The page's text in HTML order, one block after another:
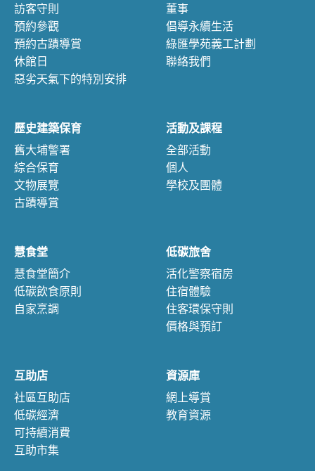
訪客守則
預約參觀
預約古蹟導賞
休館日
惡劣天氣下的特別安排
董事
倡導永續生活
綠匯學苑義工計劃
聯絡我們
歷史建築保育
舊大埔警署
綜合保育
文物展覽
古蹟導賞
活動及課程
全部活動
個人
學校及團體
慧食堂
慧食堂簡介
低碳飲食原則
自家烹調
低碳旅舍
活化警察宿房
住宿體驗
住客環保守則
價格與預訂
互助店
社區互助店
低碳經濟
可持續消費
互助市集
資源庫
網上導賞
教育資源